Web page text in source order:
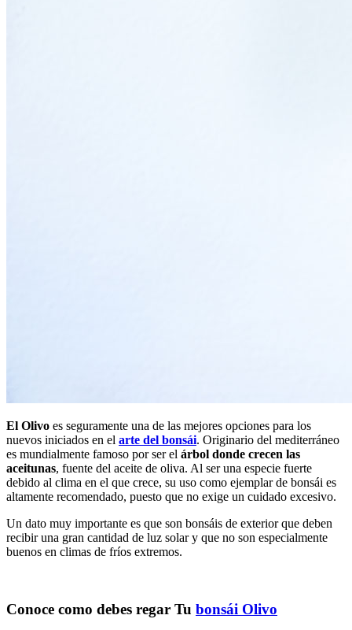
El Olivo es seguramente una de las mejores opciones para los
nuevos iniciados en el arte del bonsái. Originario del mediterráneo
es mundialmente famoso por ser el árbol donde crecen las
aceitunas, fuente del aceite de oliva. Al ser una especie fuerte
debido al clima en el que crece, su uso como ejemplar de bonsái es
altamente recomendado, puesto que no exige un cuidado excesivo.
Un dato muy importante es que son bonsáis de exterior que deben
recibir una gran cantidad de luz solar y que no son especialmente
buenos en climas de fríos extremos.
Conoce como debes regar Tu bonsái Olivo